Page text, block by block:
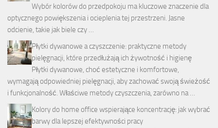
Wybór kolorów do przedpokoju ma kluczowe znaczenie dla
optycznego powiększenia i ocieplenia tej przestrzeni. Jasne
odcienie, takie jak biele czy …
Płytki dywanowe a czyszczenie: praktyczne metody
pielęgnacji, które przedłużają ich żywotność i higienę
Płytki dywanowe, choć estetyczne i komfortowe,
wymagają odpowiedniej pielęgnacji, aby zachować swoją świeżość
i funkcjonalność. Właściwe metody czyszczenia, zarówno na …
Kolory do home office wspierające koncentrację: jak wybrać
barwy dla lepszej efektywności pracy